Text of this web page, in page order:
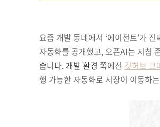
요즘 개발 동네에서 ‘에이전트’가
자동화를 공개했고, 오픈AI는 지침
습니다. 개발 환경 쪽에선 깃허브 코
행 가능한 자동화로 시장이 이동하